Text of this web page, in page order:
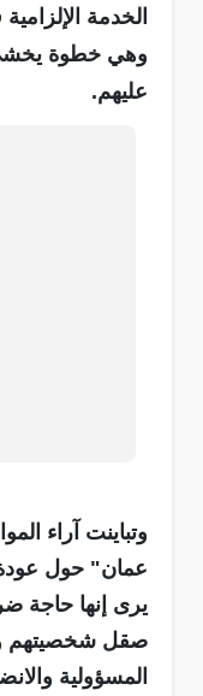
الخدمة
وهي خطوة يخشى
عليهم.
وتباينت آراء
عمان" حول عودة
يرى إنها حاجة
صقل شخصيتهم
المسؤولية